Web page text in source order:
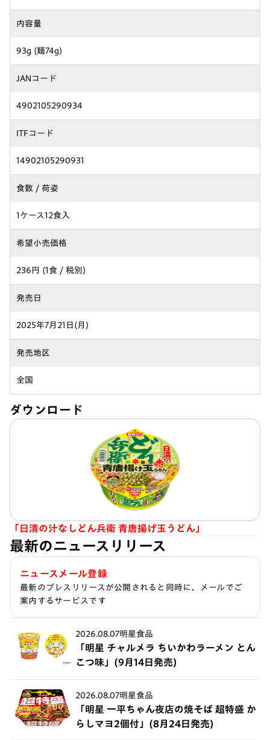
内容量
93g (麺74g)
JANコード
4902105290934
ITFコード
14902105290931
食数 / 荷姿
1ケース12食入
希望小売価格
236円 (1食 / 税別)
発売日
2025年7月21日(月)
発売地区
全国
ダウンロード
「日清の汁なしどん兵衛 青唐揚げ玉うどん」
最新のニュースリリース
ニュースメール登録
最新のプレスリリースが公開されると同時に、メールでご
案内するサービスです
2026.08.07明星食品
「明星 チャルメラ ちいかわラーメン とん
こつ味」(9月14日発売)
2026.08.07明星食品
「明星 一平ちゃん夜店の焼そば 超特盛 か
らしマヨ2個付」(8月24日発売)